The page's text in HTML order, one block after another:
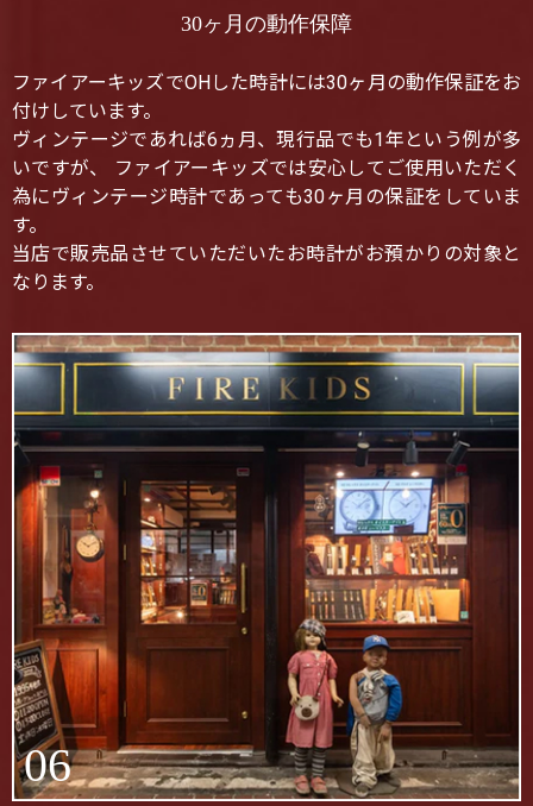
30ヶ月の動作保障
ファイアーキッズでOHした時計には30ヶ月の動作保証をお
付けしています。
ヴィンテージであれば6ヵ月、現行品でも1年という例が多
いですが、 ファイアーキッズでは安心してご使用いただく
為にヴィンテージ時計であっても30ヶ月の保証をしていま
す。
当店で販売品させていただいたお時計がお預かりの対象と
なります。
06